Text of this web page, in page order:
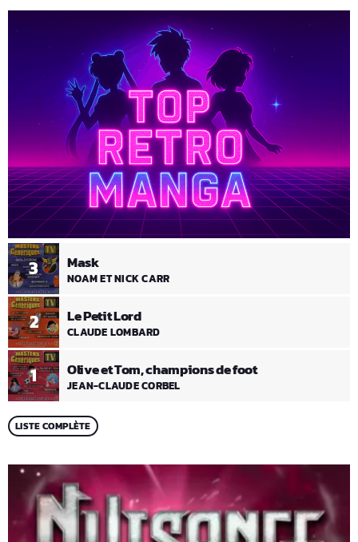
1 Olive et Tom, champions de foot
JEAN-CLAUDE CORBEL
2 Le Petit Lord
CLAUDE LOMBARD
3 Mask
NOAM ET NICK CARR
LISTE COMPLÈTE